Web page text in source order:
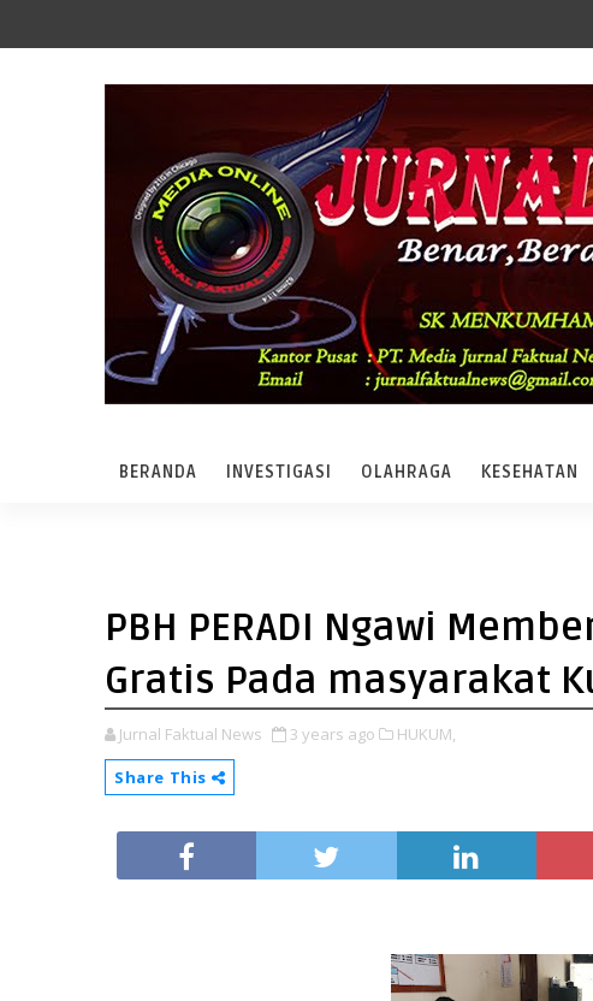
BERANDA INVESTIGASI OLAHRAGA KESEHATAN
PBH PERADI Ngawi
Gratis Pada masyarakat
Jurnal Faktual News 3 years ago
HUKUM,
Share This